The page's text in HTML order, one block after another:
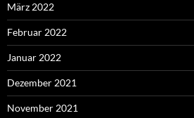
März 2022
Februar 2022
Januar 2022
Dezember 2021
November 2021